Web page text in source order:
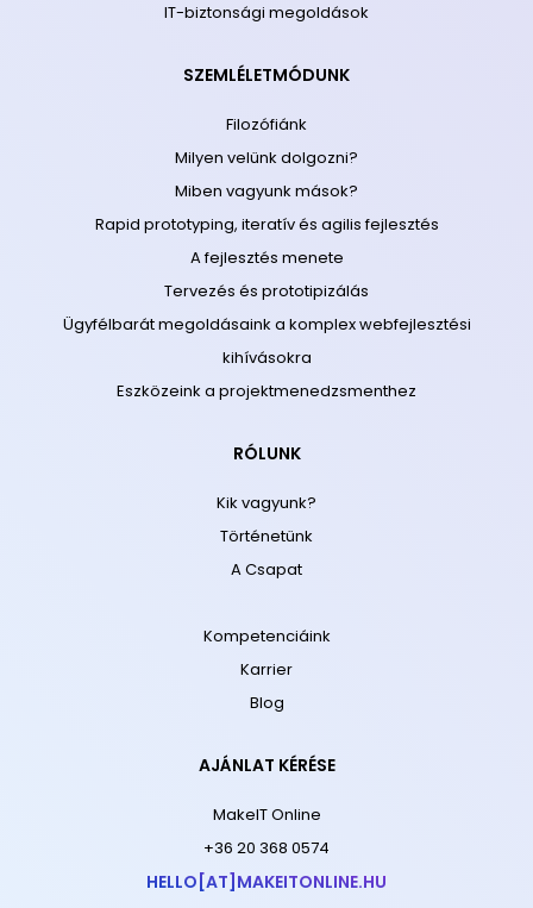
IT-biztonsági megoldások
SZEMLÉLETMÓDUNK
Filozófiánk
Milyen velünk dolgozni?
Miben vagyunk mások?
Rapid prototyping, iteratív és agilis fejlesztés
A fejlesztés menete
Tervezés és prototipizálás
Ügyfélbarát megoldásaink a komplex webfejlesztési
kihívásokra
Eszközeink a projektmenedzsmenthez
RÓLUNK
Kik vagyunk?
Történetünk
A Csapat
Kompetenciáink
Karrier
Blog
AJÁNLAT KÉRÉSE
MakeIT Online
+36 20 368 0574
HELLO[AT]MAKEITONLINE.HU